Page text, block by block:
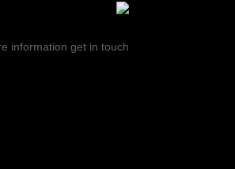
information get in touch